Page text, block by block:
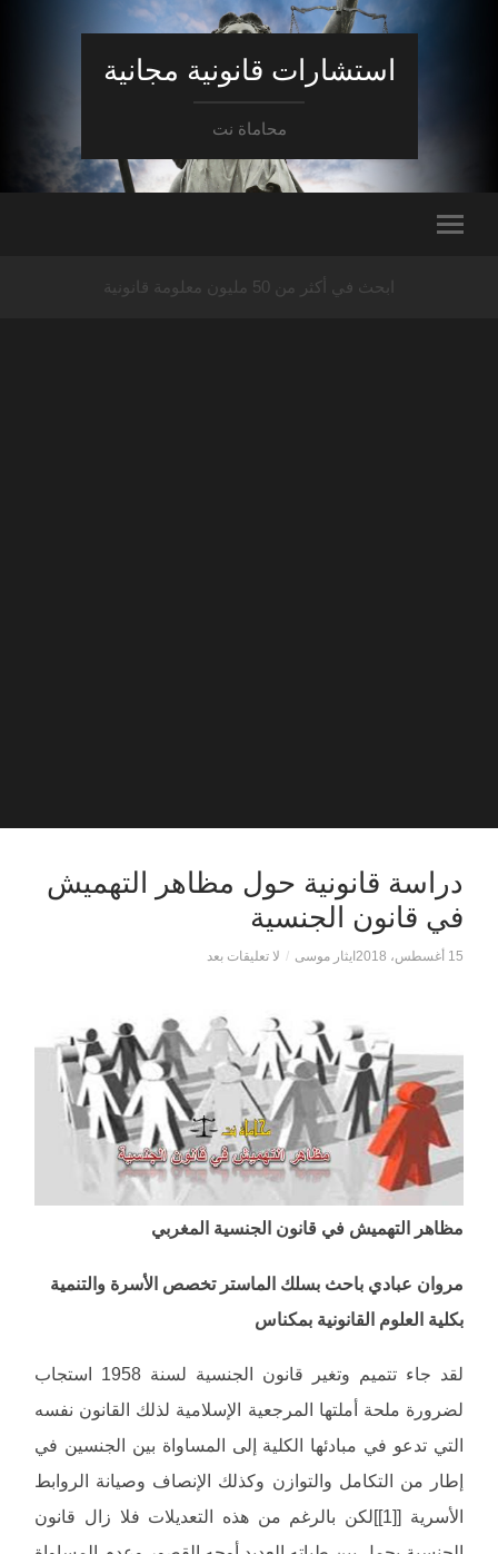
استشارات قانونية مجانية
محاماة نت
ابحث في أكثر من 50 مليون معلومة قانونية
دراسة قانونية حول مظاهر التهميش
في قانون الجنسية
15 أغسطس، 2018 ايثار موسى / لا تعليقات بعد
مظاهر التهميش في قانون الجنسية المغربي
مروان عبادي باحث بسلك الماستر تخصص الأسرة والتنمية
بكلية العلوم القانونية بمكناس
لقد جاء تتميم وتغير قانون الجنسية لسنة 1958 استجاب
لضرورة ملحة أملتها المرجعية الإسلامية لذلك القانون نفسه
التي تدعو في مبادئها الكلية إلى المساواة بين الجنسين في
إطار من التكامل والتوازن وكذلك الإنصاف وصيانة الروابط
الأسرية [[1]]لكن بالرغم من هذه التعديلات فلا زال قانون